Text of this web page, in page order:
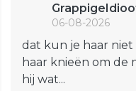
06-08-2026
dat kun je haar niet
haar knieën om de
hij wat...